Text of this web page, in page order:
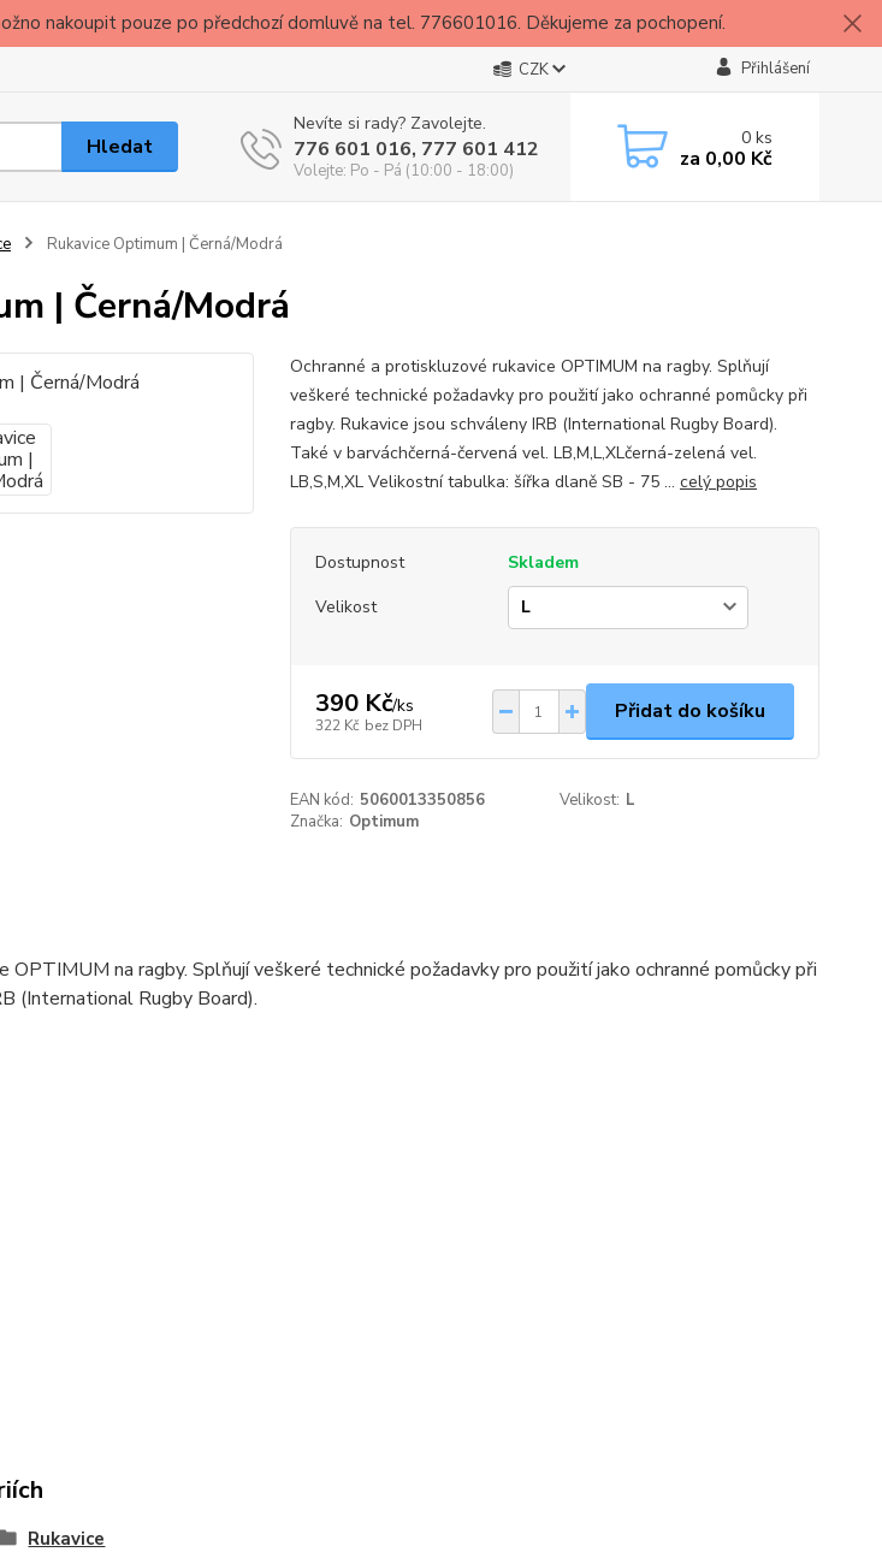
nakoupit pouze po předchozí domluvě na tel. 776601016. Děkujeme za pochopení.
CZK Přihlášení
Hledat
Nevíte si rady? Zavolejte.
776 601 016, 777 601 412
Volejte: Po - Pá (10:00 - 18:00)
0ks
za 0,00 Kč
Rukavice Optimum | Černá/Modrá
| Černá/Modrá
Ochranné a protiskluzové rukavice OPTIMUM na ragby. Splňují
veškeré technické požadavky pro použití jako ochranné pomůcky při
ragby. Rukavice jsou schváleny IRB (International Rugby Board).
Také v barváchčerná-červená vel. LB,M,L,XLčerná-zelená vel.
LB,S,M,XL Velikostní tabulka: šířka dlaně SB - 75 ... celý popis
Dostupnost
Skladem
Velikost
390 Kč/ks
322 Kč bez DPH
Přidat do košíku
EAN kód: 5060013350856 Velikost: L
Značka: Optimum
OPTIMUM na ragby. Splňují veškeré technické požadavky pro použití jako ochranné pomůcky při
(International Rugby Board).
Rukavice